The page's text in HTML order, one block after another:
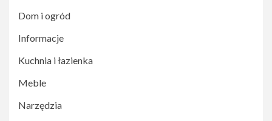
Dom i ogród
Informacje
Kuchnia i łazienka
Meble
Narzędzia